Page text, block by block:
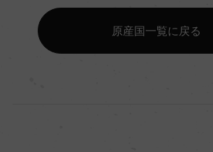
原産国一覧に戻る